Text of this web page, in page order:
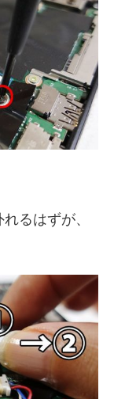
るはずが、